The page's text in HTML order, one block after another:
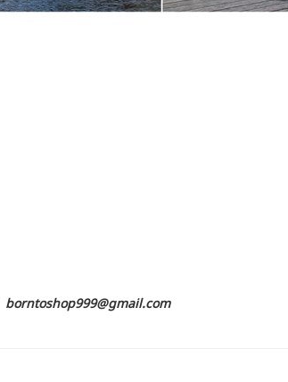
borntoshop999@gmail.com